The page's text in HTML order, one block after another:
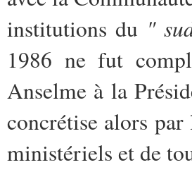
institutions du "
1986 ne fut
Anselme à la
concrétise alors
ministériels et de